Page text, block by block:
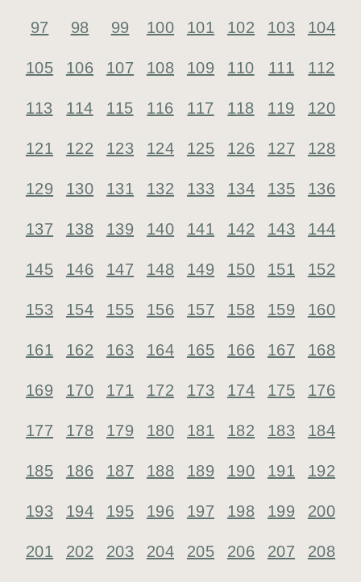
97 98 99 100 101 102 103 104
105 106 107 108 109 110 111 112
113 114 115 116 117 118 119 120
121 122 123 124 125 126 127 128
129 130 131 132 133 134 135 136
137 138 139 140 141 142 143 144
145 146 147 148 149 150 151 152
153 154 155 156 157 158 159 160
161 162 163 164 165 166 167 168
169 170 171 172 173 174 175 176
177 178 179 180 181 182 183 184
185 186 187 188 189 190 191 192
193 194 195 196 197 198 199 200
201 202 203 204 205 206 207 208